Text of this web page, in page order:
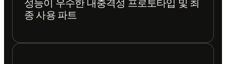
성능이 우수한 내충격성 프로토타입 및 최
종 사용 파트